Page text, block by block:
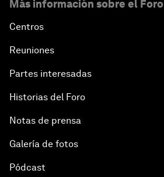
Más información sobre el Foro
Centros
Reuniones
Partes interesadas
Historias del Foro
Notas de prensa
Galería de fotos
Pódcast